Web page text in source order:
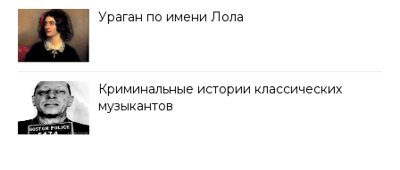
Ураган по имени Лола
Криминальные истории классических
музыкантов